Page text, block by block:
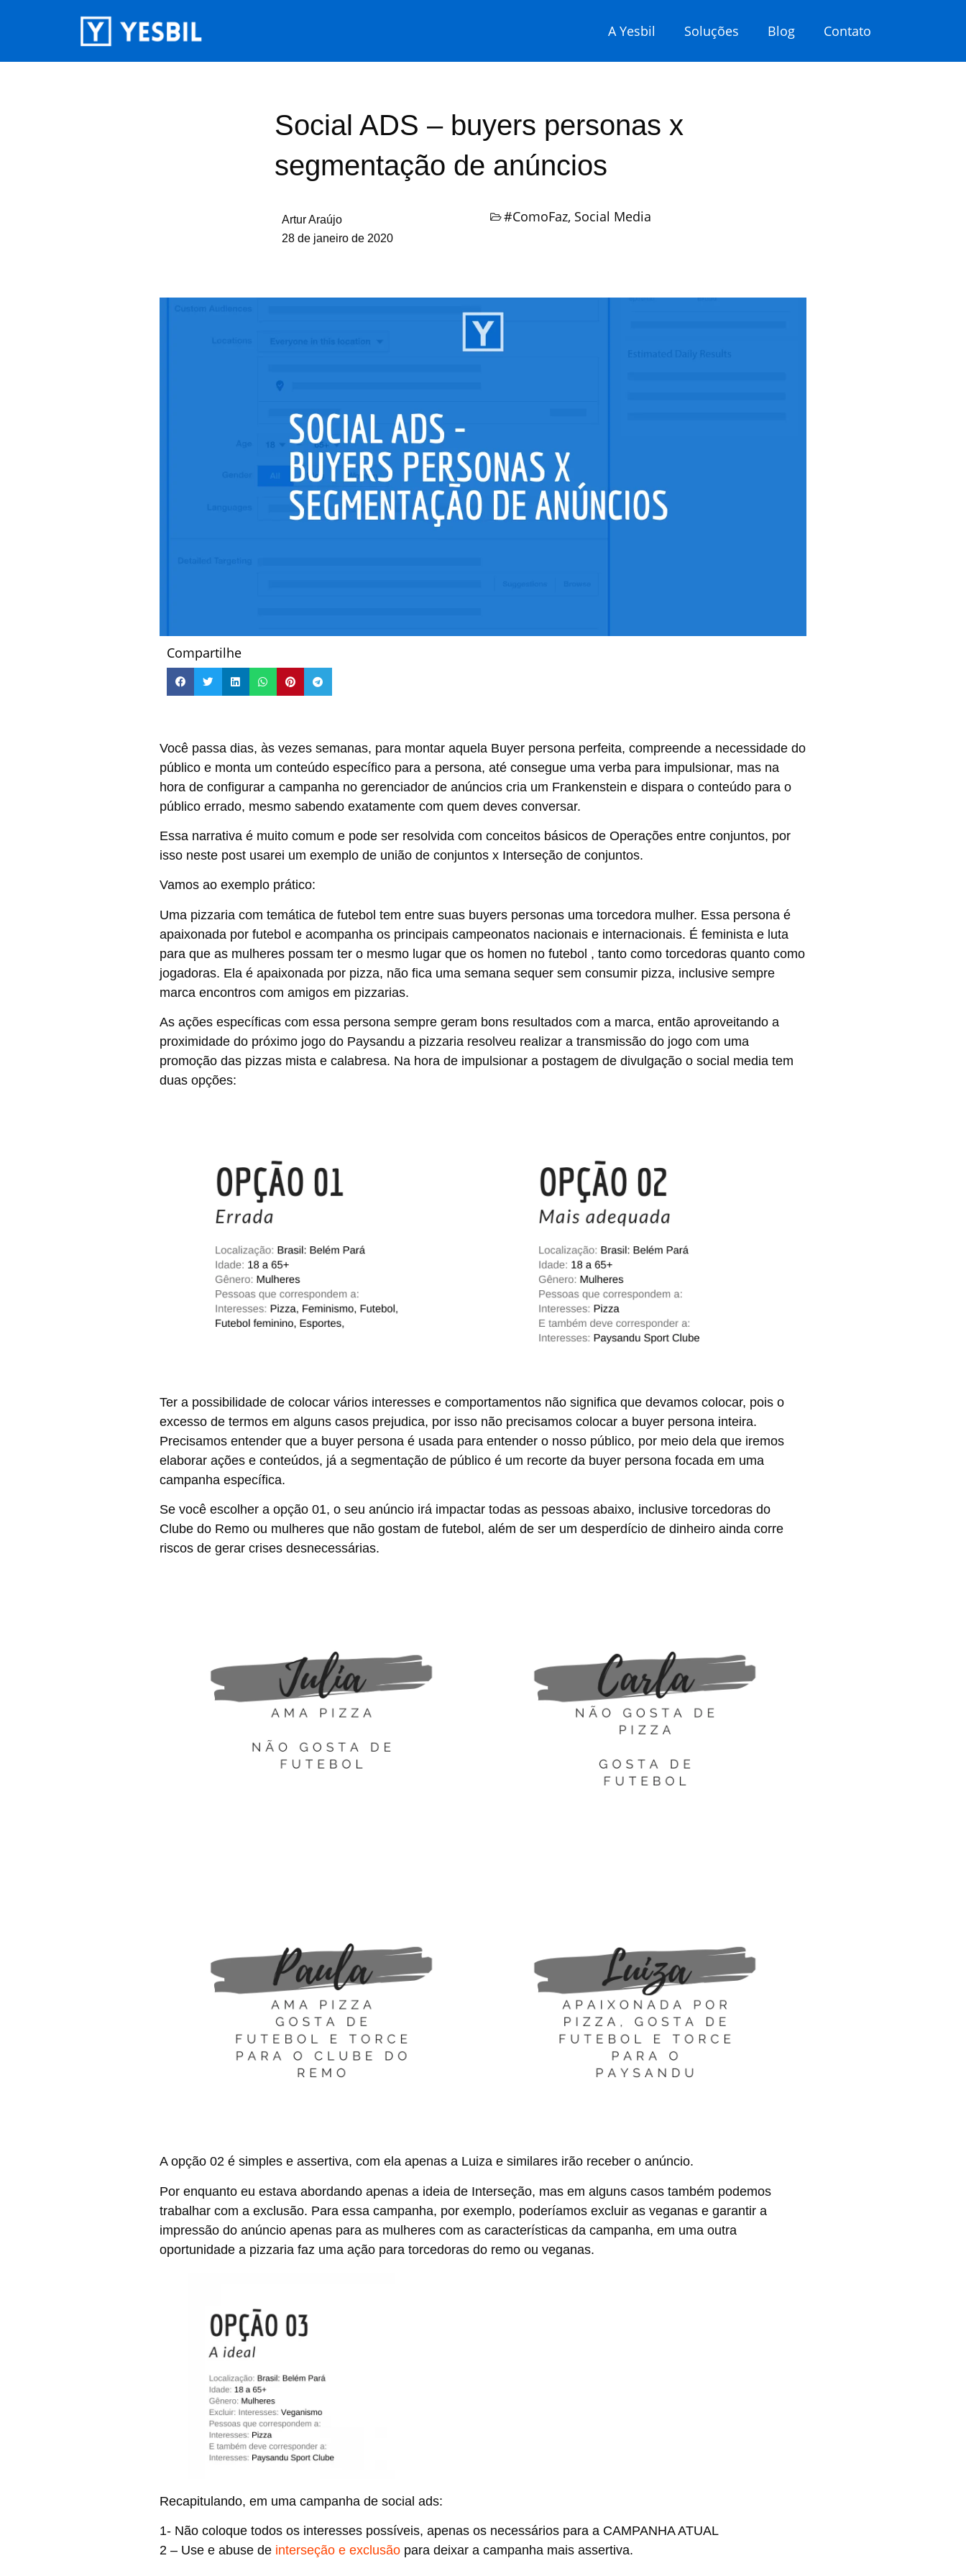
A Yesbil Soluções Blog Contato
Social ADS – buyers personas x
segmentação de anúncios
Artur Araújo
28 de janeiro de 2020
#ComoFaz, Social Media
Compartilhe
Você passa dias, às vezes semanas, para montar aquela Buyer persona perfeita, compreende a necessidade do
público e monta um conteúdo específico para a persona, até consegue uma verba para impulsionar, mas na
hora de configurar a campanha no gerenciador de anúncios cria um Frankenstein e dispara o conteúdo para o
público errado, mesmo sabendo exatamente com quem deves conversar.
Essa narrativa é muito comum e pode ser resolvida com conceitos básicos de Operações entre conjuntos, por
isso neste post usarei um exemplo de união de conjuntos x Interseção de conjuntos.
Vamos ao exemplo prático:
Uma pizzaria com temática de futebol tem entre suas buyers personas uma torcedora mulher. Essa persona é
apaixonada por futebol e acompanha os principais campeonatos nacionais e internacionais. É feminista e luta
para que as mulheres possam ter o mesmo lugar que os homen no futebol , tanto como torcedoras quanto como
jogadoras. Ela é apaixonada por pizza, não fica uma semana sequer sem consumir pizza, inclusive sempre
marca encontros com amigos em pizzarias.
As ações específicas com essa persona sempre geram bons resultados com a marca, então aproveitando a
proximidade do próximo jogo do Paysandu a pizzaria resolveu realizar a transmissão do jogo com uma
promoção das pizzas mista e calabresa. Na hora de impulsionar a postagem de divulgação o social media tem
duas opções:
Ter a possibilidade de colocar vários interesses e comportamentos não significa que devamos colocar, pois o
excesso de termos em alguns casos prejudica, por isso não precisamos colocar a buyer persona inteira.
Precisamos entender que a buyer persona é usada para entender o nosso público, por meio dela que iremos
elaborar ações e conteúdos, já a segmentação de público é um recorte da buyer persona focada em uma
campanha específica.
Se você escolher a opção 01, o seu anúncio irá impactar todas as pessoas abaixo, inclusive torcedoras do
Clube do Remo ou mulheres que não gostam de futebol, além de ser um desperdício de dinheiro ainda corre
riscos de gerar crises desnecessárias.
A opção 02 é simples e assertiva, com ela apenas a Luiza e similares irão receber o anúncio.
Por enquanto eu estava abordando apenas a ideia de Interseção, mas em alguns casos também podemos
trabalhar com a exclusão. Para essa campanha, por exemplo, poderíamos excluir as veganas e garantir a
impressão do anúncio apenas para as mulheres com as características da campanha, em uma outra
oportunidade a pizzaria faz uma ação para torcedoras do remo ou veganas.
Recapitulando, em uma campanha de social ads:
1- Não coloque todos os interesses possíveis, apenas os necessários para a CAMPANHA ATUAL
2 – Use e abuse de interseção e exclusão para deixar a campanha mais assertiva.